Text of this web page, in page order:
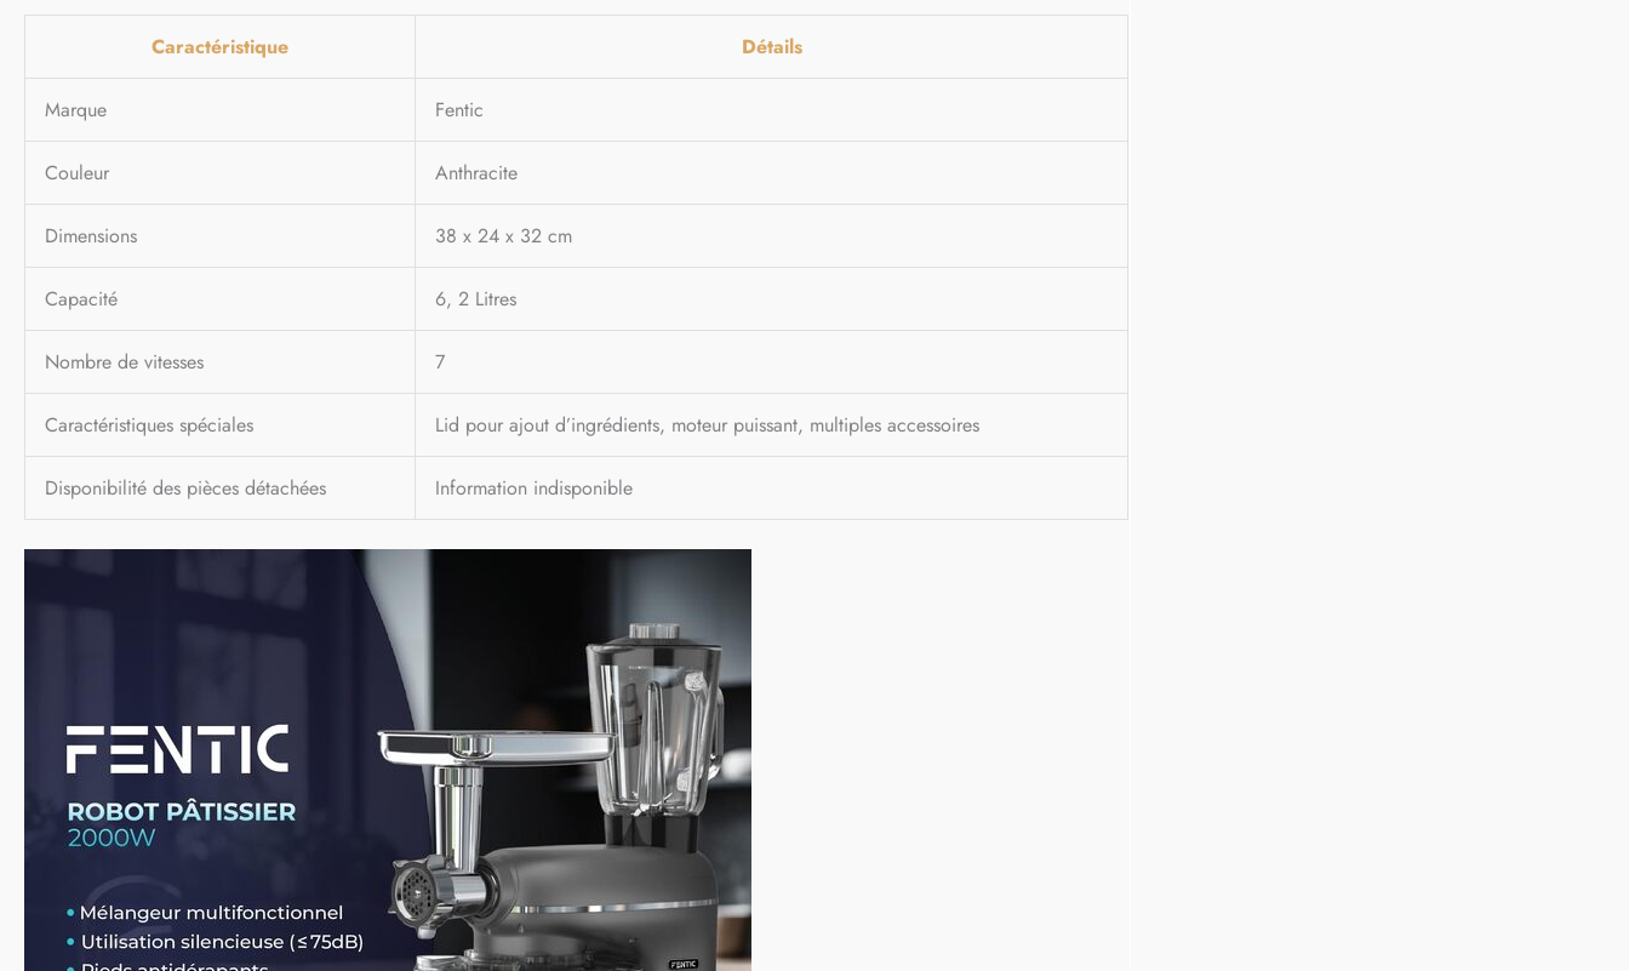
Caractéristique Détails
Marque Fentic
Couleur Anthracite
Dimensions 38 x 24 x 32 cm
Capacité 6, 2 Litres
Nombre de vitesses 7
Caractéristiques spéciales Lid pour ajout d’ingrédients, moteur puissant, multiples accessoires
Disponibilité des pièces détachées Information indisponible